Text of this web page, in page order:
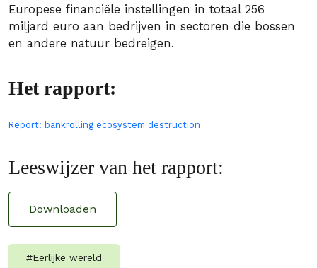
Europese financiële instellingen in totaal 256
miljard euro aan bedrijven in sectoren die bossen
en andere natuur bedreigen.
Het rapport:
Report: bankrolling ecosystem destruction
Leeswijzer van het rapport:
Downloaden
#Eerlijke wereld